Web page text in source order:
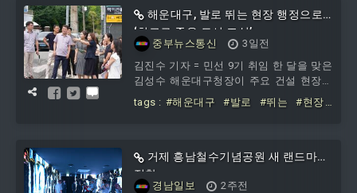
해운대구, 발로 뛰는 현장 행정으로
‘최고로 좋은 도시 조성’
중부뉴스통신
3일전
김진수 기자 = 민선 9기 취임 한 달을 맞은
김성수 해운대구청장이 주요 건설 현장과
민원 현장을 방문해 안전을 점검하고, 주
민
tags : #해운대구 #발로 #뛰는
#현장
거제 흥남철수기념공원 새 랜드마크
정착
경남일보
2주전